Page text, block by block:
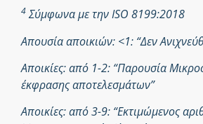
4Σύμφωνα με την ISO 8199:2018
Απουσία αποικιών: <1: “Δεν
Αποικίες: από 1-2: “Παρουσία
έκφρασης αποτελεσμάτων”
Αποικίες: από 3-9: “Εκτιμώμενος